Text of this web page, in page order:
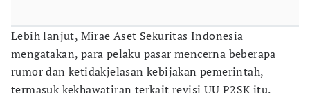
Lebih lanjut, Mirae Aset Sekuritas Indonesia
mengatakan, para pelaku pasar mencerna beberapa
rumor dan ketidakjelasan kebijakan pemerintah,
termasuk kekhawatiran terkait revisi UU P2SK itu.